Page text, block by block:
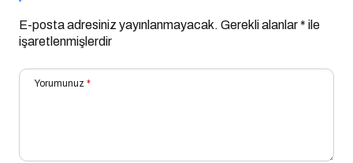
E-posta adresiniz yayınlanmayacak. Gerekli alanlar* ile
işaretlenmişlerdir
Yorumunuz *